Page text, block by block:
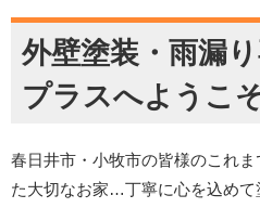
外壁塗装・雨漏
プラスへようこ
春日井市・小牧市の皆様のこれ
た大切なお家…丁寧に心を込めて